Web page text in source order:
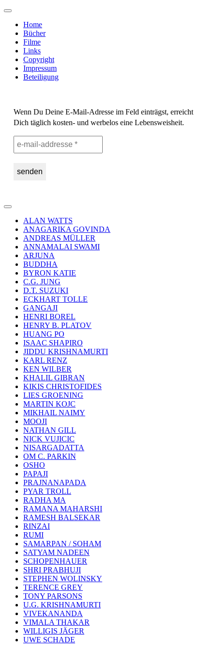
Skip
contentHome
Bücher
Filme
Links
Copyright
Impressum
Beteiligung
Wenn Du Deine E-Mail-Adresse im Feld einträgst, erreicht
Dich täglich kosten- und werbelos eine Lebensweisheit.
ALAN WATTS
ANAGARIKA GOVINDA
ANDREAS MÜLLER
ANNAMALAI SWAMI
ARJUNA
BUDDHA
BYRON KATIE
C.G. JUNG
D.T. SUZUKI
ECKHART TOLLE
GANGAJI
HENRI BOREL
HENRY B. PLATOV
HUANG PO
ISAAC SHAPIRO
JIDDU KRISHNAMURTI
KARL RENZ
KEN WILBER
KHALIL GIBRAN
KIKIS CHRISTOFIDES
LIES GROENING
MARTIN KOJC
MIKHAIL NAIMY
MOOJI
NATHAN GILL
NICK VUJICIC
NISARGADATTA
OM C. PARKIN
OSHO
PAPAJI
PRAJNANAPADA
PYAR TROLL
RADHA MA
RAMANA MAHARSHI
RAMESH BALSEKAR
RINZAI
RUMI
SAMARPAN / SOHAM
SATYAM NADEEN
SCHOPENHAUER
SHRI PRABHUJI
STEPHEN WOLINSKY
TERENCE GREY
TONY PARSONS
U.G. KRISHNAMURTI
VIVEKANANDA
VIMALA THAKAR
WILLIGIS JÄGER
UWE SCHADE